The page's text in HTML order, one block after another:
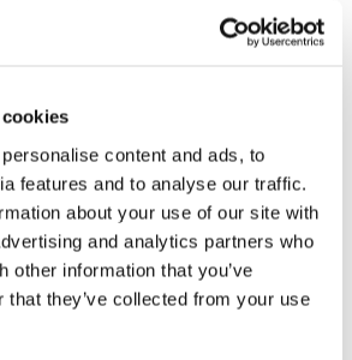
content and ads, to
features and to analyse our traffic.
about your use of our site with
and analytics partners who
other information that you’ve
that they’ve collected from your use
Lägg till i varukorg
92 cm
T-shirt Avant barn grön 104-110
cm
90 kr (ex. moms)